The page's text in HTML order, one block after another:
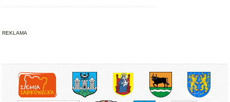
REKLAMA